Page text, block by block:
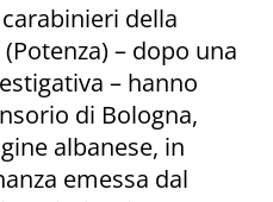
carabinieri della
– dopo una
– hanno
di Bologna,
albanese, in
emessa dal